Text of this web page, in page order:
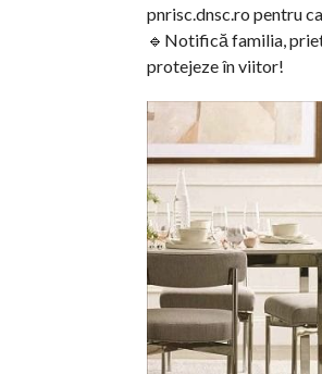
pnrisc.dnsc.ro pentru
🔹Notifică familia,
protejeze în viitor!